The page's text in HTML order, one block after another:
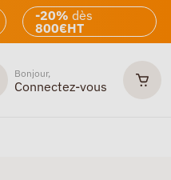
-20% dès
800€HT
Bonjour,
Connectez-vous